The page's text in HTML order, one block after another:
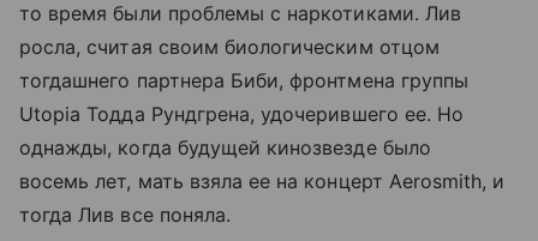
то время были проблемы с наркотиками. Лив
росла, считая своим биологическим отцом
тогдашнего партнера Биби, фронтмена группы
Utopia Тодда Рундгрена, удочерившего ее. Но
однажды, когда будущей кинозвезде было
восемь лет, мать взяла ее на концерт Aerosmith, и
тогда Лив все поняла.